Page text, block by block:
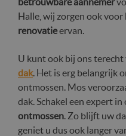
Halle, wij zorgen ook voor
renovatieervan.
U kunt ook bij ons
dak. Het is erg belangrijk
ontmossen. Mos
dak. Schakel een expert in
ontmossen. Zo blijft uw
geniet u dus ook langer